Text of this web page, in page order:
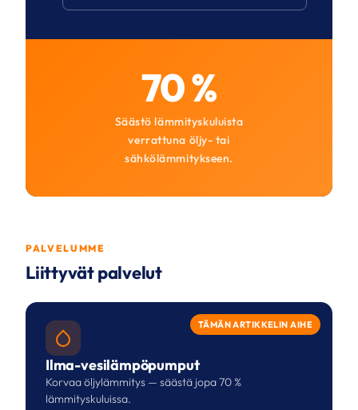
70 %
Säästö lämmityskuluista
verrattuna öljy- tai
sähkölämmitykseen.
PALVELUMME
Liittyvät palvelut
TÄMÄN ARTIKKELIN AIHE
Ilma-vesilämpöpumput
Korvaa öljylämmitys — säästä jopa 70 %
lämmityskuluissa.